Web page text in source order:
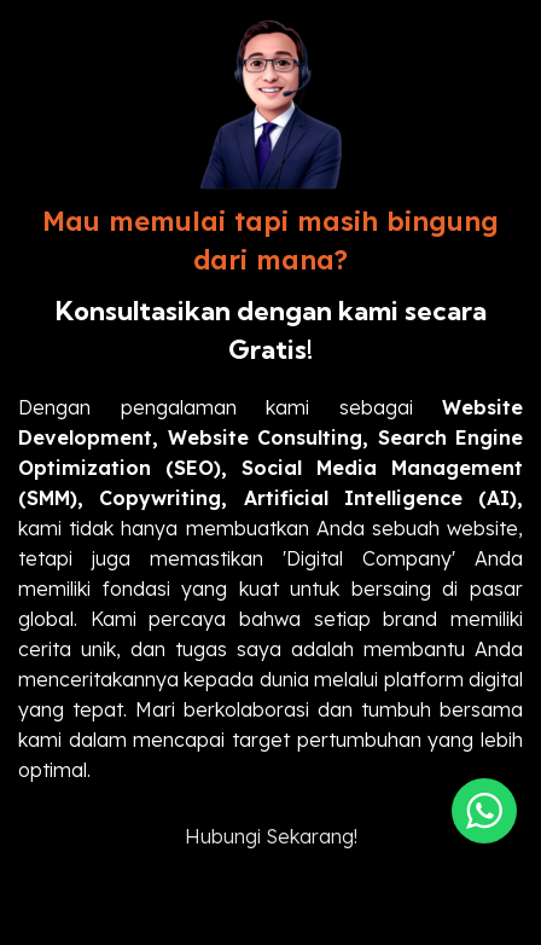
Mau memulai tapi masih bingung
dari mana?
Konsultasikan dengan kami secara
Gratis!
Dengan pengalaman kami sebagai Website
Development, Website Consulting, Search Engine
Optimization (SEO), Social Media Management
(SMM), Copywriting, Artificial Intelligence (AI),
kami tidak hanya membuatkan Anda sebuah website,
tetapi juga memastikan 'Digital Company' Anda
memiliki fondasi yang kuat untuk bersaing di pasar
global. Kami percaya bahwa setiap brand memiliki
cerita unik, dan tugas saya adalah membantu Anda
menceritakannya kepada dunia melalui platform digital
yang tepat. Mari berkolaborasi dan tumbuh bersama
kami dalam mencapai target pertumbuhan yang lebih
optimal.
Hubungi Sekarang!